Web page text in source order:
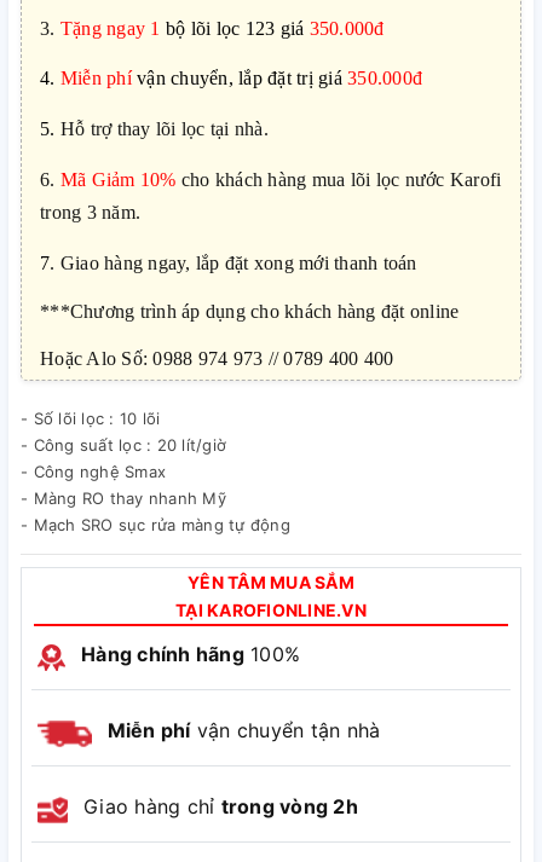
3. Tặng ngay 1 bộ lõi lọc 123 giá 350.000đ
4. Miễn phívận chuyển, lắp đặt trị giá 350.000đ
5. Hỗ trợ thay lõi lọc tại nhà.
6. Mã Giảm 10% cho khách hàng mua lõi lọc nước Karofi
trong 3 năm.
7. Giao hàng ngay, lắp đặt xong mới thanh toán
***Chương trình áp dụng cho khách hàng đặt online
Hoặc Alo Số: 0988 974 973 // 0789 400 400
- Số lõi lọc : 10 lõi
- Công suất lọc : 20 lít/giờ
- Công nghệ Smax
- Màng RO thay nhanh Mỹ
- Mạch SRO sục rửa màng tự động
YÊN TÂM MUA SẮM
TẠI KAROFIONLINE.VN
Hàng chính hãng100%
Miễn phívận chuyển tận nhà
Giao hàng chỉ trong vòng 2h